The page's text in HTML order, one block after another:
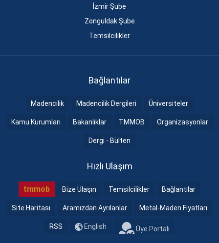
İzmir Şube
Zonguldak Şube
Temsilcilikler
Bağlantılar
Madencilik Madencilik Dergileri Üniversiteler
Kamu Kurumları Bakanlıklar TMMOB Organizasyonlar
Dergi - Bülten
Hızlı Ulaşım
tmmob Bize Ulaşın Temsilcilikler Bağlantılar
Site Haritası Aramızdan Ayrılanlar Metal-Maden Fiyatları
RSS English Üye Portalı